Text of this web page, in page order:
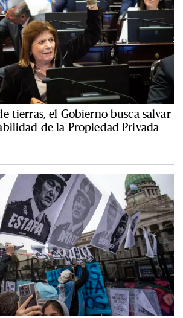
tierras, el Gobierno busca salvar
de la Propiedad Privada